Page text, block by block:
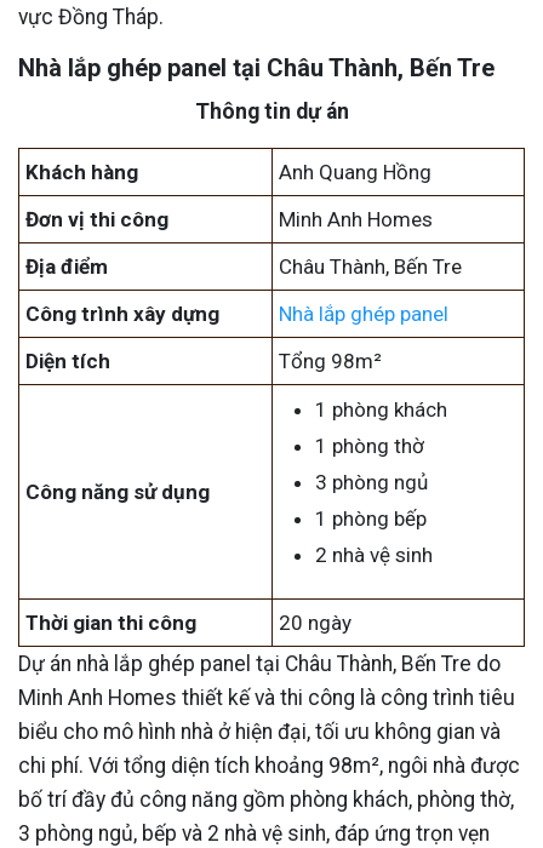
vực Đồng Tháp.
Nhà lắp ghép panel tại Châu Thành, Bến Tre
Thông tin dự án
Khách hàng
Anh Quang Hồng
Đơn vị thi công
Minh Anh Homes
Địa điểm
Châu Thành, Bến Tre
Công trình xây dựng
Nhà lắp ghép panel
Diện tích
Tổng 98m²
Công năng sử dụng
1 phòng khách
1 phòng thờ
3 phòng ngủ
1 phòng bếp
2 nhà vệ sinh
Thời gian thi công
20 ngày
Dự án nhà lắp ghép panel tại Châu Thành, Bến Tre do
Minh Anh Homes thiết kế và thi công là công trình tiêu
biểu cho mô hình nhà ở hiện đại, tối ưu không gian và
chi phí. Với tổng diện tích khoảng 98m², ngôi nhà được
bố trí đầy đủ công năng gồm phòng khách, phòng thờ,
3 phòng ngủ, bếp và 2 nhà vệ sinh, đáp ứng trọn vẹn